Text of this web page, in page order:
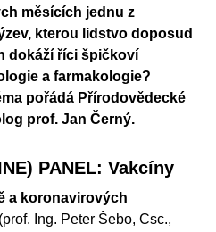
měsících jednu z
kterou lidstvo doposud
dokáží říci špičkoví
a farmakologie?
pořádá Přírodovědecké
prof. Jan Černý.
PANEL: Vakcíny
a koronavirových
(prof. Ing. Peter Šebo, Csc.,